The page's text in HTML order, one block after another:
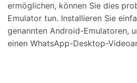
ermöglichen, können Sie dies
Emulator tun. Installieren Sie
genannten Android-Emulatoren,
einen WhatsApp-Desktop-